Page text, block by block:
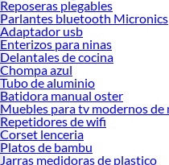
Reposeras plegables
Parlantes bluetooth Micronics
Adaptador usb
Enterizos para ninas
Delantales de cocina
Chompa azul
Tubo de aluminio
Batidora manual oster
Muebles para tv modernos de
Repetidores de wifi
Corset lenceria
Platos de bambu
Jarras medidoras de plastico